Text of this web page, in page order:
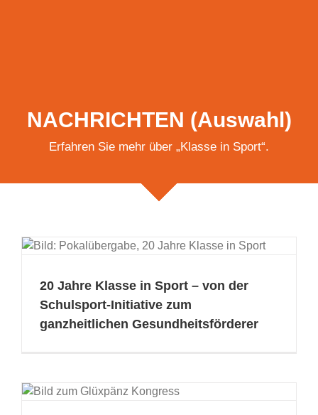
NACHRICHTEN (Auswahl)
Erfahren Sie mehr über „Klasse in Sport“.
20 Jahre Klasse in Sport – von der
Schulsport-Initiative zum
ganzheitlichen Gesundheitsförderer